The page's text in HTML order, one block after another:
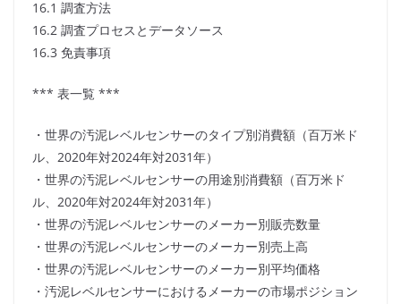
16.1 調査方法
16.2 調査プロセスとデータソース
16.3 免責事項
*** 表一覧 ***
・世界の汚泥レベルセンサーのタイプ別消費額（百万米ド
ル、2020年対2024年対2031年）
・世界の汚泥レベルセンサーの用途別消費額（百万米ド
ル、2020年対2024年対2031年）
・世界の汚泥レベルセンサーのメーカー別販売数量
・世界の汚泥レベルセンサーのメーカー別売上高
・世界の汚泥レベルセンサーのメーカー別平均価格
・汚泥レベルセンサーにおけるメーカーの市場ポジション